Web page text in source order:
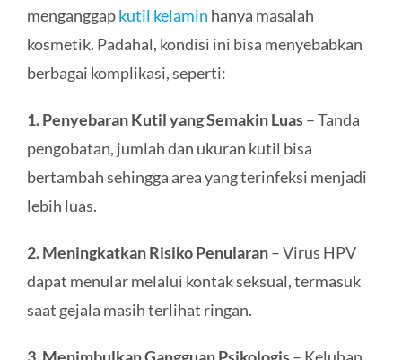
menganggapkutil kelamin hanya masalah
kosmetik. Padahal, kondisi ini bisa menyebabkan
berbagai komplikasi, seperti:
1. Penyebaran Kutil yang Semakin Luas– Tanda
pengobatan, jumlah dan ukuran kutil bisa
bertambah sehingga area yang terinfeksi menjadi
lebih luas.
2. Meningkatkan Risiko Penularan– Virus HPV
dapat menular melalui kontak seksual, termasuk
saat gejala masih terlihat ringan.